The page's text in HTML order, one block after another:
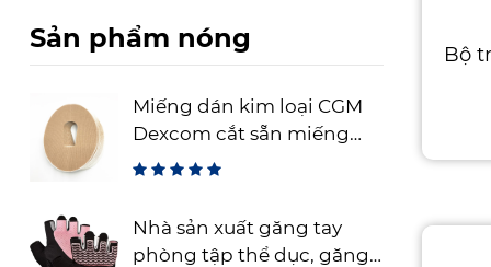
Sản phẩm nóng
Miếng dán kim loại CGM
Dexcom cắt sẵn miếng
thép cố định cảm biến
Nhà sản xuất găng tay
phòng tập thể dục, găng
Bộ